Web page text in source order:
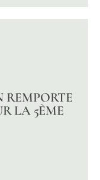
REMPORTE
LA 5ÈME